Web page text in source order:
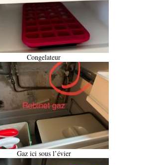
Congelateur
Gaz ici sous l’évier